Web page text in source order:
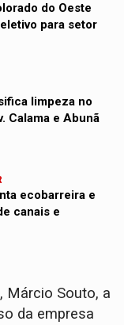
do Oeste
para setor
limpeza no
Calama e Abunã
ecobarreira e
canais e
Márcio Souto, a
da empresa